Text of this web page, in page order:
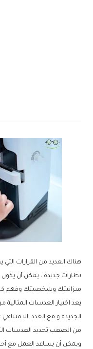
هناك العديد من القرارات
نظارات جديدة ، يمكن أن يكون
ميزانيتك وشخصيتك وفهم
يعد اختيار العدسات
الجديدة و مع العدد
من الصعب تحديد العدسات
ويمكن أن يساعد العمل مع